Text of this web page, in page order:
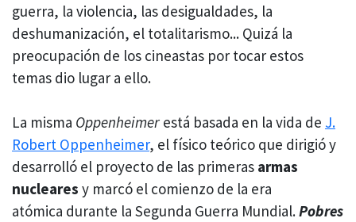
guerra, la violencia, las desigualdades, la
deshumanización, el totalitarismo... Quizá la
preocupación de los cineastas por tocar estos
temas dio lugar a ello.
La misma Oppenheimer está basada en la vida de J.
Robert Oppenheimer, el físico teórico que dirigió y
desarrolló el proyecto de las primeras armas
nucleares y marcó el comienzo de la era
atómica durante la Segunda Guerra Mundial.Pobres